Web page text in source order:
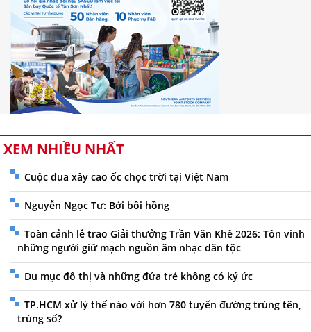
XEM NHIỀU NHẤT
Cuộc đua xây cao ốc chọc trời tại Việt Nam
Nguyễn Ngọc Tư: Bởi bôi hồng
Toàn cảnh lễ trao Giải thưởng Trần Văn Khê 2026: Tôn vinh
những người giữ mạch nguồn âm nhạc dân tộc
Du mục đô thị và những đứa trẻ không có ký ức
TP.HCM xử lý thế nào với hơn 780 tuyến đường trùng tên,
trùng số?